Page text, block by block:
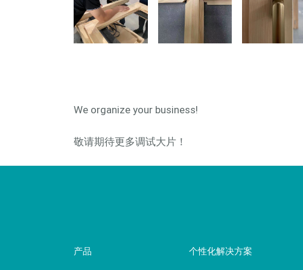
We organize your business!
敬请期待更多调试大片！
产品 个性化解决方案